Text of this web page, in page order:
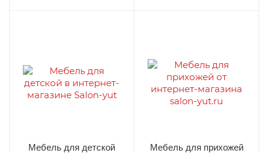
Мебель для детской Мебель для прихожей